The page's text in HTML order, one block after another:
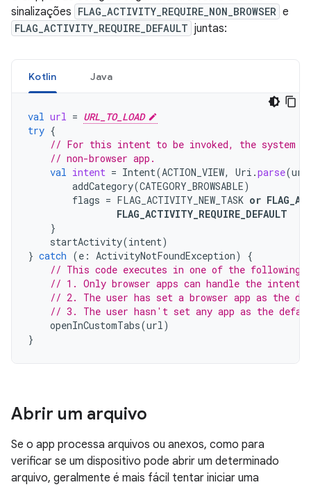
sinalizações FLAG_ACTIVITY_REQUIRE_NON_BROWSER e
FLAG_ACTIVITY_REQUIRE_DEFAULT juntas:
Kotlin Java
val url = URL_TO_LOAD
try {
// For this intent to be invoked, the system
// non-browser app.
val intent = Intent(ACTION_VIEW, Uri .parse(url
addCategory(CATEGORY_BROWSABLE)
flags = FLAG_ACTIVITY_NEW_TASK or
FLAG_ACTIVITY_REQUIRE_DEFAULT
}
startActivity(intent)
} catch (e : ActivityNotFoundException)
{
// This code executes in one of the following
// 1. Only browser apps can handle the intent.
// 2. The user has set a browser app as the
// 3. The user hasn't set any app as the
openInCustomTabs(url)
}
Abrir um arquivo
Se o app processa arquivos ou anexos, como para
verificar se um dispositivo pode abrir um determinado
arquivo, geralmente é mais fácil tentar iniciar uma